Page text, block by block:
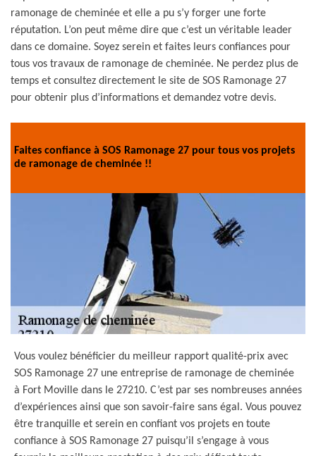
ramonage de cheminée et elle a pu s’y forger une forte
réputation. L’on peut même dire que c’est un véritable leader
dans ce domaine. Soyez serein et faites leurs confiances pour
tous vos travaux de ramonage de cheminée. Ne perdez plus de
temps et consultez directement le site de SOS Ramonage 27
pour obtenir plus d’informations et demandez votre devis.
Faites confiance à SOS Ramonage 27 pour tous vos projets
de ramonage de cheminée !!
Vous voulez bénéficier du meilleur rapport qualité-prix avec
SOS Ramonage 27 une entreprise de ramonage de cheminée
à Fort Moville dans le 27210. C’est par ses nombreuses années
d’expériences ainsi que son savoir-faire sans égal. Vous pouvez
être tranquille et serein en confiant vos projets en toute
confiance à SOS Ramonage 27 puisqu’il s’engage à vous